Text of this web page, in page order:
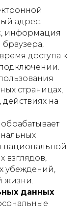
адрес.
информация
доступа к
страницах,
на
национальной
взглядов,
убеждений,
жизни.
данных